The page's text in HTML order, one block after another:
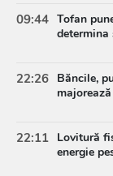
09:44 Tofan
determina
22:26 Băncile,
22:11 Lovitură
energie